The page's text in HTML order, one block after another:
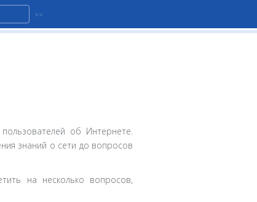
об Интернете.
знаний о сети до вопросов
на несколько вопросов,